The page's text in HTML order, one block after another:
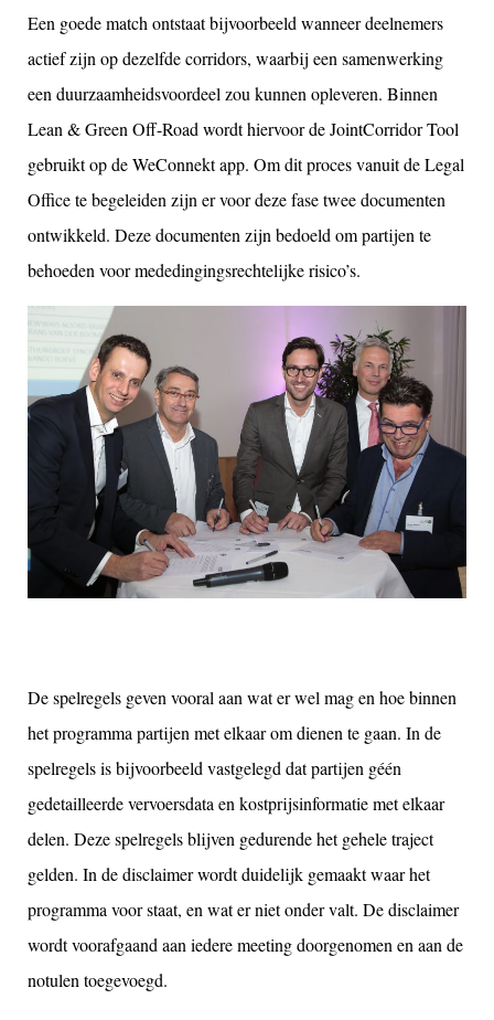
Een goede match ontstaat bijvoorbeeld wanneer deelnemers
actief zijn op dezelfde corridors, waarbij een samenwerking
een duurzaamheidsvoordeel zou kunnen opleveren. Binnen
Lean & Green Off-Road wordt hiervoor de JointCorridor Tool
gebruikt op de WeConnekt app. Om dit proces vanuit de Legal
Office te begeleiden zijn er voor deze fase twee documenten
ontwikkeld. Deze documenten zijn bedoeld om partijen te
behoeden voor mededingingsrechtelijke risico’s.
De spelregels geven vooral aan wat er wel mag en hoe binnen
het programma partijen met elkaar om dienen te gaan. In de
spelregels is bijvoorbeeld vastgelegd dat partijen géén
gedetailleerde vervoersdata en kostprijsinformatie met elkaar
delen. Deze spelregels blijven gedurende het gehele traject
gelden. In de disclaimer wordt duidelijk gemaakt waar het
programma voor staat, en wat er niet onder valt. De disclaimer
wordt voorafgaand aan iedere meeting doorgenomen en aan de
notulen toegevoegd.